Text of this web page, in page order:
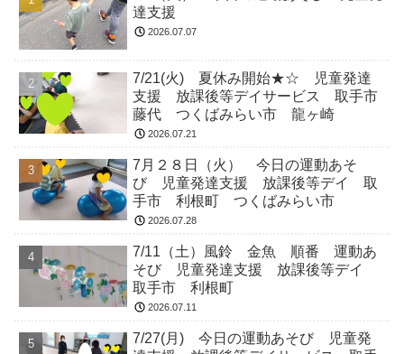
達支援
2026.07.07
7/21(火) 夏休み開始★☆ 児童発達
支援 放課後等デイサービス 取手市
藤代 つくばみらい市 龍ヶ崎
2026.07.21
7月２８日（火） 今日の運動あそ
び 児童発達支援 放課後等デイ 取
手市 利根町 つくばみらい市
2026.07.28
7/11（土）風鈴 金魚 順番 運動あ
そび 児童発達支援 放課後等デイ
取手市 利根町
2026.07.11
7/27(月) 今日の運動あそび 児童発